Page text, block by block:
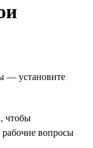
— установите
чтобы
рабочие вопросы